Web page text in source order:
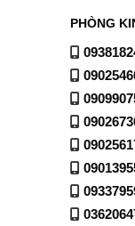
áo đảo đều hơn,
PHÒNG